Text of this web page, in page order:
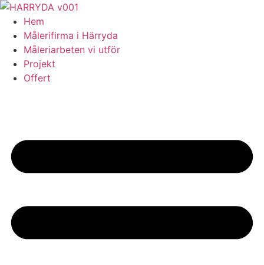
Skip
content
Hem
Målerifirma i Härryda
Måleriarbeten vi utför
Projekt
Offert